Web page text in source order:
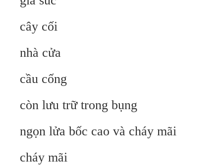
cây cối
nhà cửa
cầu cống
còn lưu trữ trong bụng
ngọn lửa bốc cao và cháy mãi
cháy mãi